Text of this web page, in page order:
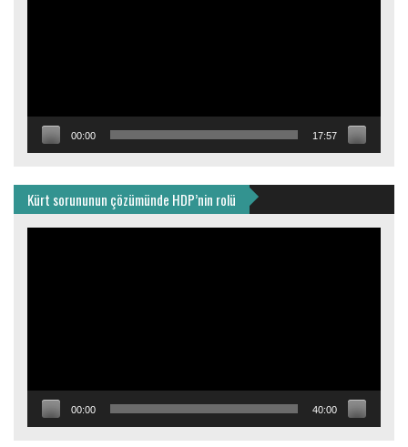
00:00 17:57
Kürt sorununun çözümünde HDP’nin rolü
00:00 40:00